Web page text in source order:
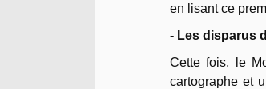
en lisant ce
- Les disparus
Cette fois, le
cartographe et